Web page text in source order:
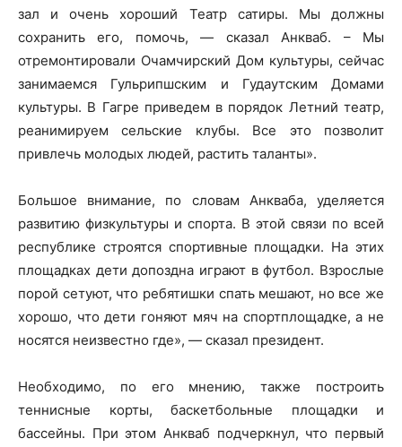
зал и очень хороший Театр сатиры. Мы должны
сохранить его, помочь, — сказал Анкваб. – Мы
отремонтировали Очамчирский Дом культуры, сейчас
занимаемся Гульрипшским и Гудаутским Домами
культуры. В Гагре приведем в порядок Летний театр,
реанимируем сельские клубы. Все это позволит
привлечь молодых людей, растить таланты».
Большое внимание, по словам Анкваба, уделяется
развитию физкультуры и спорта. В этой связи по всей
республике строятся спортивные площадки. На этих
площадках дети допоздна играют в футбол. Взрослые
порой сетуют, что ребятишки спать мешают, но все же
хорошо, что дети гоняют мяч на спортплощадке, а не
носятся неизвестно где», — сказал президент.
Необходимо, по его мнению, также построить
теннисные корты, баскетбольные площадки и
бассейны. При этом Анкваб подчеркнул, что первый